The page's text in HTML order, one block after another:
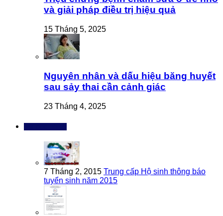
và giải pháp điều trị hiệu quả
15 Tháng 5, 2025
Nguyên nhân và dấu hiệu băng huyết
sau sảy thai cần cảnh giác
23 Tháng 4, 2025
7 Tháng 2, 2015 Trung cấp Hộ sinh thông báo
tuyển sinh năm 2015